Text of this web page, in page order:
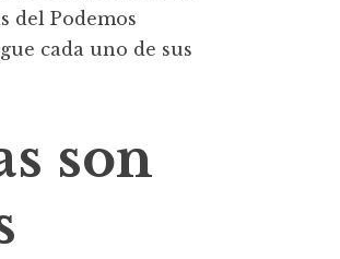
del Podemos
cada uno de sus
son